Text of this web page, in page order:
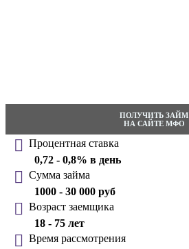
ПОЛУЧИТЬ ЗАЙМ
НА САЙТЕ МФО
Процентная ставка
0,72 - 0,8% в день
Сумма займа
1000 - 30 000 руб
Возраст заемщика
18 - 75 лет
Время рассмотрения